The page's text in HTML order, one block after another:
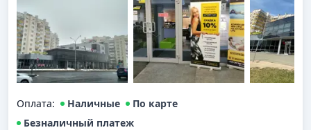
Оплата: Наличные
По карте
Безналичный платеж